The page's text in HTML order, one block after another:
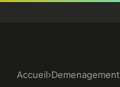
Accueil›Demenagement